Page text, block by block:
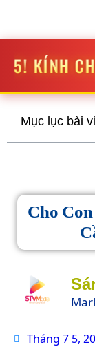
NGƯỜI
Mục lục bài
Cho
Tháng 7 5,